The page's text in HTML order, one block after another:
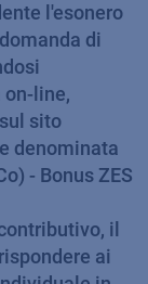
l'esonero
di
line,
sito
denominata
- Bonus ZES
il
ai